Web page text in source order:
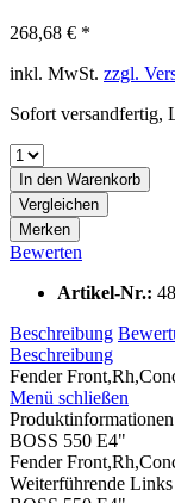
268,68 € *
inkl. MwSt. zzgl.
Sofort versandfertig,
In den Warenkorb
Vergleichen
Merken
Bewerten
Artikel-Nr.:
Beschreibung
Beschreibung
Fender
Menü schließen
BOSS 550 E4"
Fender
Weiterführende